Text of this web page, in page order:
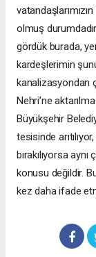
olmuş
gördük burada,
kardeşlerimin
kanalizasyondan
Nehri’ne
Büyükşehir
tesisinde
bırakılıyorsa
konusu değildir.
kez daha ifade